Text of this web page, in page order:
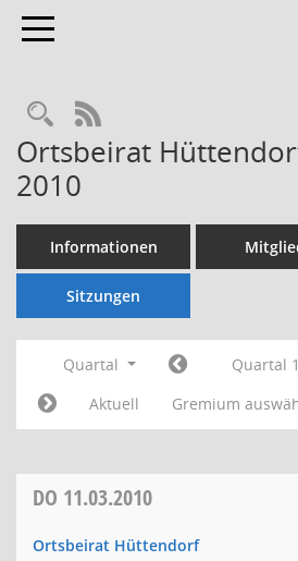
Toggle navigation
Rechercheauswahl
RSS-Feed
Ortsbeirat
2010
Informationen
Sitzungen
Quartal Quartal 1
Aktuell
Gremium
DO 11.03.2010
Ortsbeirat Hüttendorf